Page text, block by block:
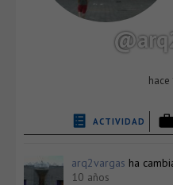
hace
ACTIVIDAD
arq2vargas ha
10 años